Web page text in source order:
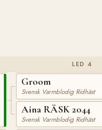
LED 4
Groom
Svensk Varmblodig Ridhäst
Aina RÄSK 2044
Svensk Varmblodig Ridhäst